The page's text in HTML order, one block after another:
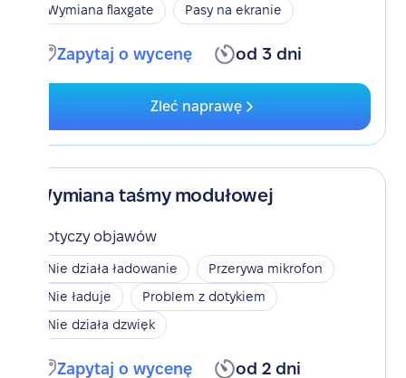
Wymiana flaxgate
Pasy na ekranie
Zapytaj o wycenę od 3 dni
Zleć naprawę
Wymiana taśmy modułowej
Dotyczy objawów
Nie działa ładowanie
Przerywa mikrofon
Nie ładuje
Problem z dotykiem
Nie działa dzwięk
Zapytaj o wycenę od 2 dni